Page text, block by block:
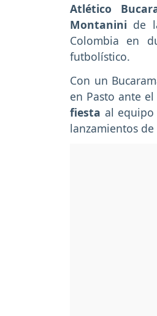
Atlético
Montanini de
Colombia en
futbolístico.
Con un
en Pasto ante el
fiesta al
lanzamientos